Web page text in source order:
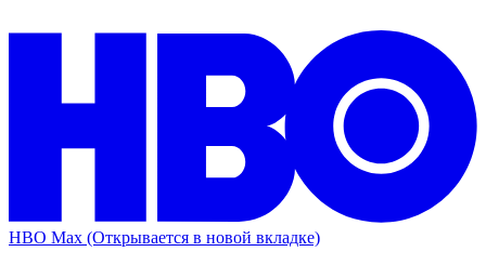
HBO Max (Открывается в новой вкладке)